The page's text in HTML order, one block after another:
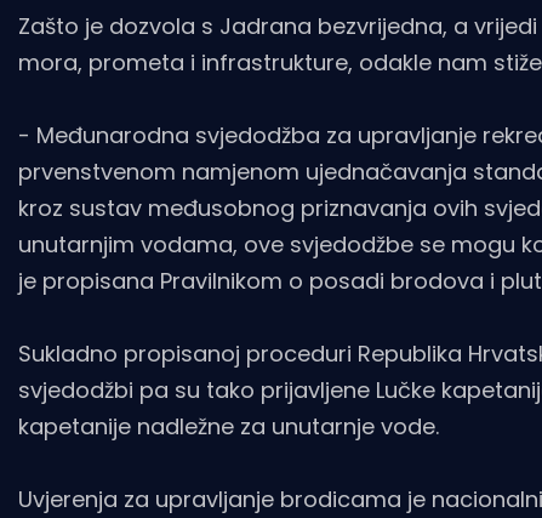
Zašto je dozvola s Jadrana bezvrijedna, a
mora, prometa i infrastrukture, odakle nam
- Međunarodna svjedodžba za upravljanje
prvenstvenom namjenom ujednačavanja
kroz sustav međusobnog priznavanja ovih
unutarnjim vodama, ove svjedodžbe se mogu
je propisana Pravilnikom o posadi brodova i
Sukladno propisanoj proceduri Republika
svjedodžbi pa su tako prijavljene Lučke
kapetanije nadležne za unutarnje vode.
Uvjerenja za upravljanje brodicama je